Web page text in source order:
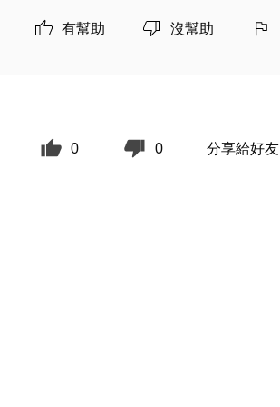
有幫助 沒幫助
0 0 分享給好友